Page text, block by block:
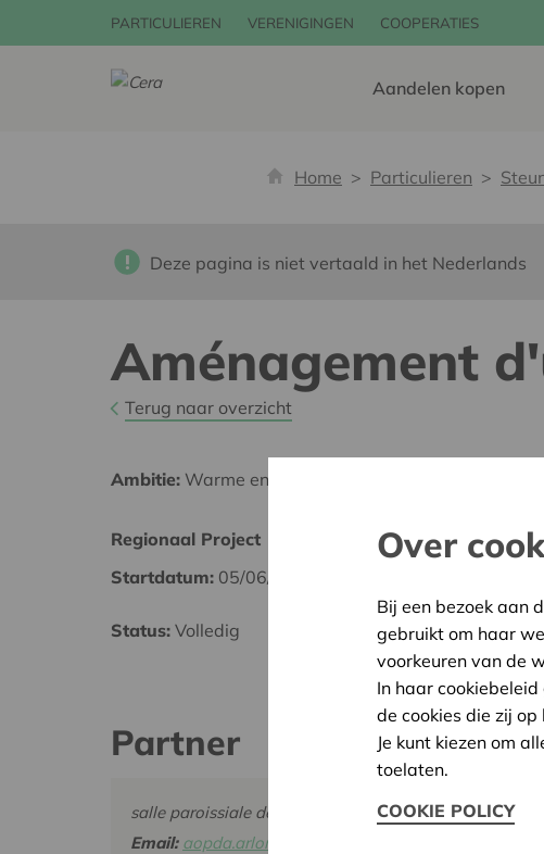
PARTICULIEREN VERENIGINGEN COOPERATIES
Aandelen kopen
Home Particulieren
Deze pagina is niet vertaald in het Nederlands
Aménagement
Terug naar overzicht
Ambitie: Warme en zorgzame buurten voor iedereen
Regionaal Project
Startdatum: 05/06/2025
Status: Volledig
Luxembourg
Beslissing:
Partner
salle paroissiale de saint Martin d'Arlon, Rue jean koch
Email: aopda.arlon@gmail.com
Over
Bij een bezoek aan
gebruikt om haar
voorkeuren van de
In haar
de cookies die zij
Je kunt kiezen om
toelaten.
COOKIE POLICY